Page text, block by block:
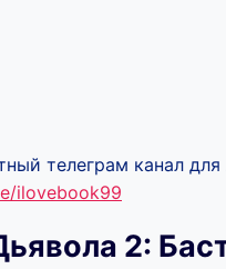
телеграм канал
ilovebook99
2: